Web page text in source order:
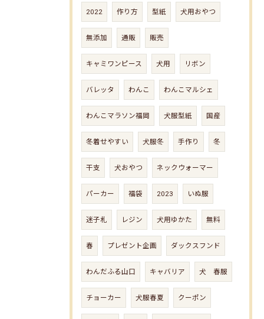
2022 作り方 型紙 犬用おやつ
無添加 通販 販売
キャミワンピース 犬用 リボン
バレッタ わんこ わんこマルシェ
わんこマラソン福岡 犬服型紙 国産
冬着せやすい 犬服冬 手作り 冬
干支 犬おやつ ネックウォーマー
パーカー 福袋 2023 いぬ服
迷子札 レジン 犬用ゆかた 無料
春 プレゼント企画 ダックスフンド
わんだふる山口 キャバリア 犬 春服
チョーカー 犬服春夏 クーポン